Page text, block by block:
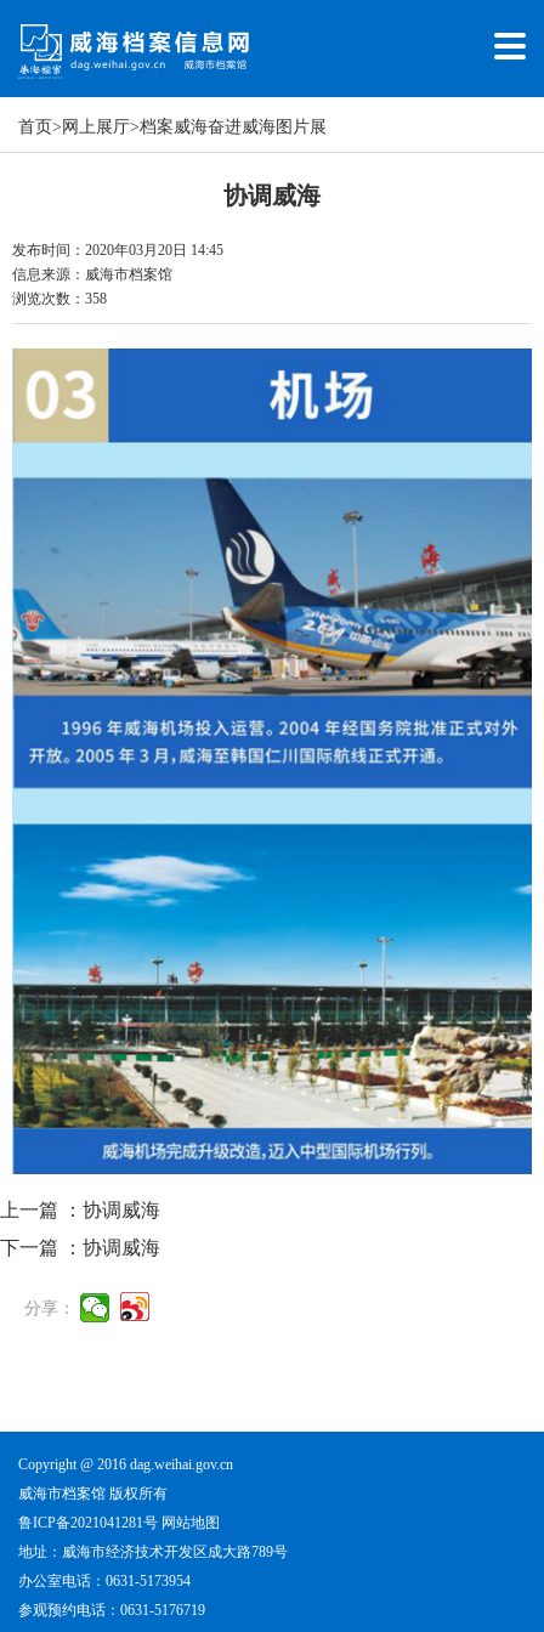
首页> 网上展厅>档案威海奋进威海图片展
协调威海
发布时间：2020年03月20日 14:45
信息来源： 威海市档案馆
浏览次数： 358
上一篇 ： 协调威海
下一篇 ： 协调威海
分享：
Copyright @ 2016 dag.weihai.gov.cn
威海市档案馆 版权所有
鲁ICP备2021041281号 网站地图
地址：威海市经济技术开发区成大路789号
办公室电话：0631-5173954
参观预约电话：0631-5176719